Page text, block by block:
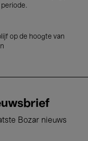
op de hoogte van
Bozar nieuws